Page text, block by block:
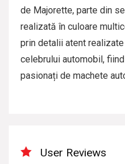
de Majorette, parte din
realizată în culoare
prin detalii atent
celebrului automobil,
pasionați de machete
User Reviews